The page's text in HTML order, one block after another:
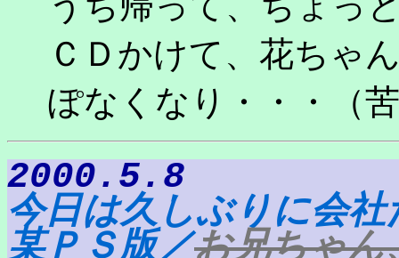
ＣＤかけて、花ちゃ
ぽなくなり・・・（
2000.5.8
今日は久しぶりに会
某ＰＳ版／お兄ちゃん